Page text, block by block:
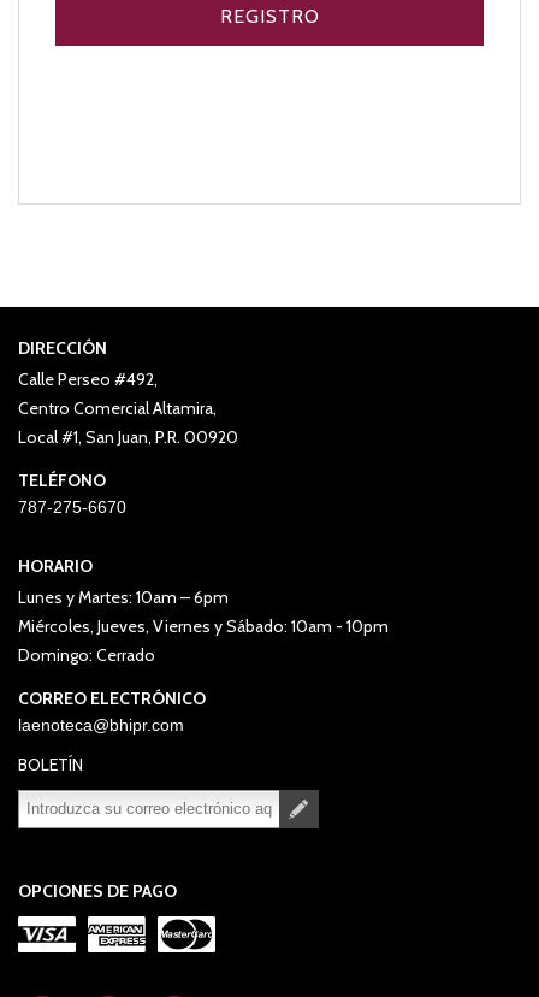
DIRECCIÓN
Calle Perseo #492,
Centro Comercial Altamira,
Local #1, San Juan, P.R. 00920
TELÉFONO
787-275-6670
HORARIO
Lunes y Martes: 10am – 6pm
Miércoles, Jueves, Viernes y Sábado: 10am - 10pm
Domingo: Cerrado
CORREO ELECTRÓNICO
laenoteca@bhipr.com
BOLETÍN
OPCIONES DE PAGO